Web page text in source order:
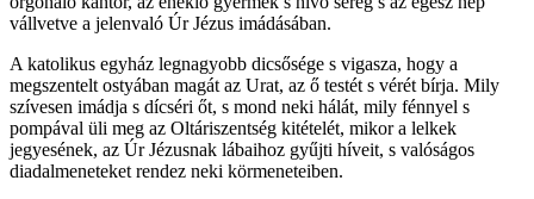
vállvetve a jelenvaló Úr Jézus imádásában.
A katolikus egyház legnagyobb dicsősége s vigasza, hogy a
megszentelt ostyában magát az Urat, az ő testét s vérét bírja. Mily
szívesen imádja s dícséri őt, s mond neki hálát, mily fénnyel s
pompával üli meg az Oltáriszentség kitételét, mikor a lelkek
jegyesének, az Úr Jézusnak lábaihoz gyűjti híveit, s valóságos
diadalmeneteket rendez neki körmeneteiben.